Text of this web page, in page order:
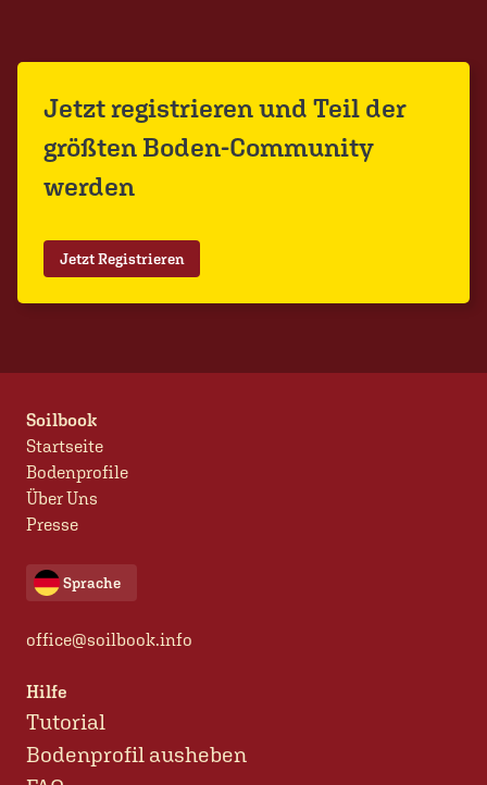
Jetzt registrieren und Teil der
größten Boden-Community
werden
Jetzt Registrieren
Soilbook
Startseite
Bodenprofile
Über Uns
Presse
Sprache
office@soilbook.info
Hilfe
Tutorial
Bodenprofil ausheben